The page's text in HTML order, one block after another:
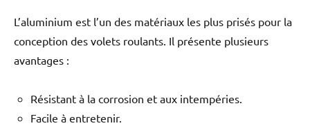
L’aluminium est l’un des matériaux les plus prisés pour la
conception des volets roulants. Il présente plusieurs
avantages :
Résistant à la corrosion et aux intempéries.
Facile à entretenir.